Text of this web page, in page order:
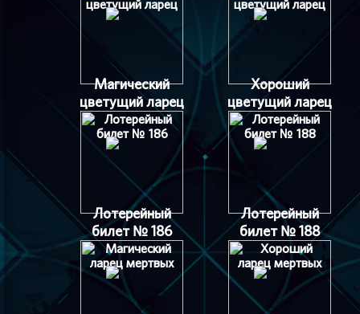
Магический
цветущий ларец
Хороший
цветущий ларец
Лотерейный
билет № 186
Лотерейный
билет № 188